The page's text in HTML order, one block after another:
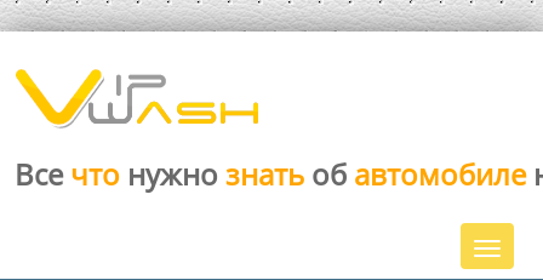
Все что нужно знать об автомобиле